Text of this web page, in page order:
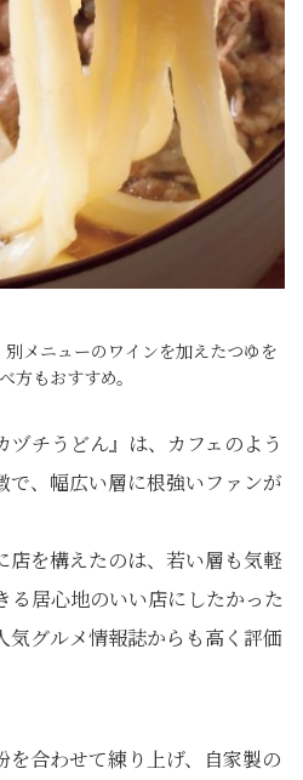
メニューのワインを加えたつゆを
方もおすすめ。
チうどん』は、カフェのよう
で、幅広い層に根強いファンが
店を構えたのは、若い層も気軽
る居心地のいい店にしたかった
気グルメ情報誌からも高く評価
を合わせて練り上げ、自家製の